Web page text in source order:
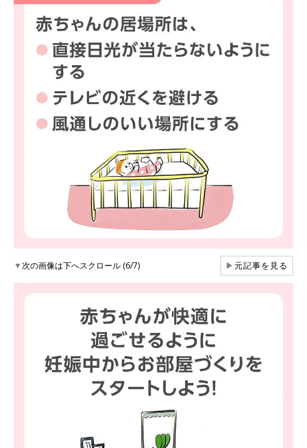
▼次の画像は下へスクロール (6/7) ▶元記事を見る